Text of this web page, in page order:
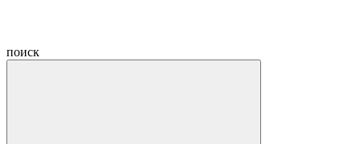
поиск